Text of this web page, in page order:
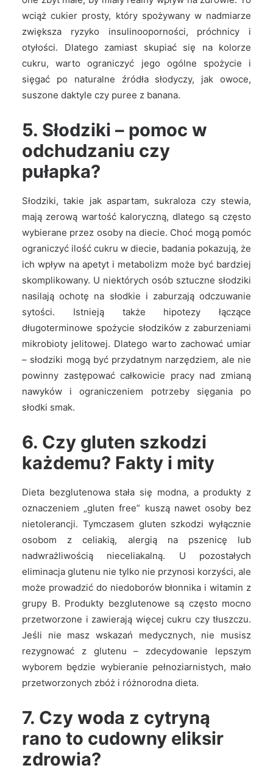
wciąż cukier prosty, który spożywany w nadmiarze
zwiększa ryzyko insulinooporności, próchnicy i
otyłości. Dlatego zamiast skupiać się na kolorze
cukru, warto ograniczyć jego ogólne spożycie i
sięgać po naturalne źródła słodyczy, jak owoce,
suszone daktyle czy puree z banana.
5. Słodziki – pomoc w
odchudzaniu czy
pułapka?
Słodziki, takie jak aspartam, sukraloza czy stewia,
mają zerową wartość kaloryczną, dlatego są często
wybierane przez osoby na diecie. Choć mogą pomóc
ograniczyć ilość cukru w diecie, badania pokazują, że
ich wpływ na apetyt i metabolizm może być bardziej
skomplikowany. U niektórych osób sztuczne słodziki
nasilają ochotę na słodkie i zaburzają odczuwanie
sytości. Istnieją także hipotezy łączące
długoterminowe spożycie słodzików z zaburzeniami
mikrobioty jelitowej. Dlatego warto zachować umiar
– słodziki mogą być przydatnym narzędziem, ale nie
powinny zastępować całkowicie pracy nad zmianą
nawyków i ograniczeniem potrzeby sięgania po
słodki smak.
6. Czy gluten szkodzi
każdemu? Fakty i mity
Dieta bezglutenowa stała się modna, a produkty z
oznaczeniem „gluten free” kuszą nawet osoby bez
nietolerancji. Tymczasem gluten szkodzi wyłącznie
osobom z celiakią, alergią na pszenicę lub
nadwrażliwością nieceliakalną. U pozostałych
eliminacja glutenu nie tylko nie przynosi korzyści, ale
może prowadzić do niedoborów błonnika i witamin z
grupy B. Produkty bezglutenowe są często mocno
przetworzone i zawierają więcej cukru czy tłuszczu.
Jeśli nie masz wskazań medycznych, nie musisz
rezygnować z glutenu – zdecydowanie lepszym
wyborem będzie wybieranie pełnoziarnistych, mało
przetworzonych zbóż i różnorodna dieta.
7. Czy woda z cytryną
rano to cudowny eliksir
zdrowia?